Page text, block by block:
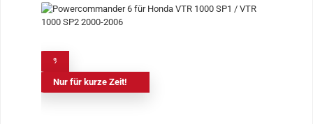
Nur für kurze Zeit!